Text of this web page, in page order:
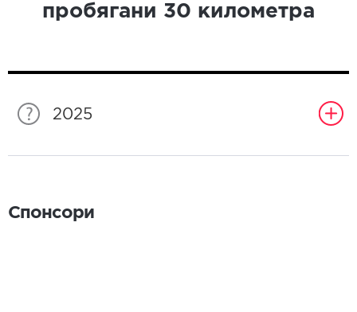
пробягани 30 километра
2025
Спонсори